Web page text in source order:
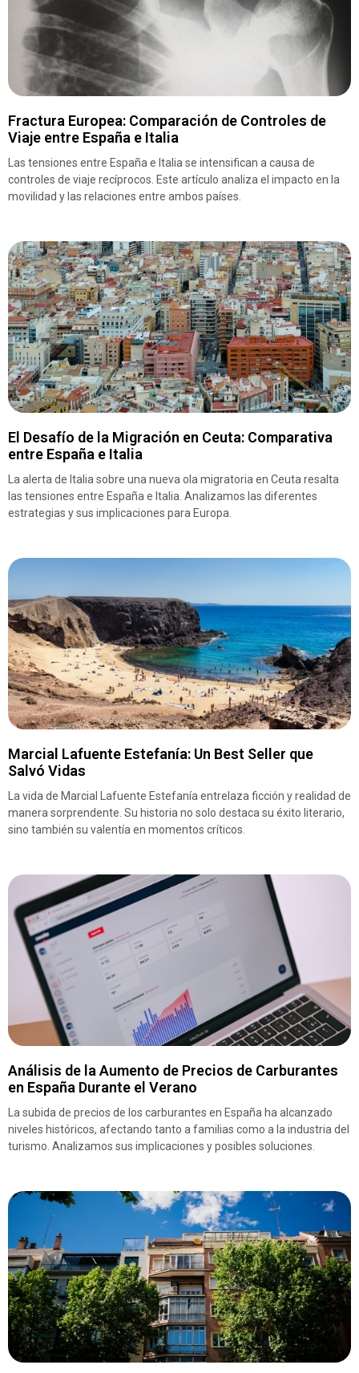
Fractura Europea: Comparación de Controles de
Viaje entre España e Italia
Las tensiones entre España e Italia se intensifican a causa de
controles de viaje recíprocos. Este artículo analiza el impacto en la
movilidad y las relaciones entre ambos países.
El Desafío de la Migración en Ceuta: Comparativa
entre España e Italia
La alerta de Italia sobre una nueva ola migratoria en Ceuta resalta
las tensiones entre España e Italia. Analizamos las diferentes
estrategias y sus implicaciones para Europa.
Marcial Lafuente Estefanía: Un Best Seller que
Salvó Vidas
La vida de Marcial Lafuente Estefanía entrelaza ficción y realidad de
manera sorprendente. Su historia no solo destaca su éxito literario,
sino también su valentía en momentos críticos.
Análisis de la Aumento de Precios de Carburantes
en España Durante el Verano
La subida de precios de los carburantes en España ha alcanzado
niveles históricos, afectando tanto a familias como a la industria del
turismo. Analizamos sus implicaciones y posibles soluciones.